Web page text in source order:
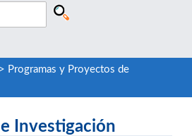
Programas y Proyectos de
Investigación